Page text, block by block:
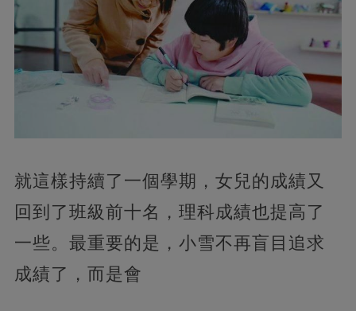
就這樣持續了一個學期，女兒的成績又
回到了班級前十名，理科成績也提高了
一些。最重要的是，小雪不再盲目追求
成績了，而是會